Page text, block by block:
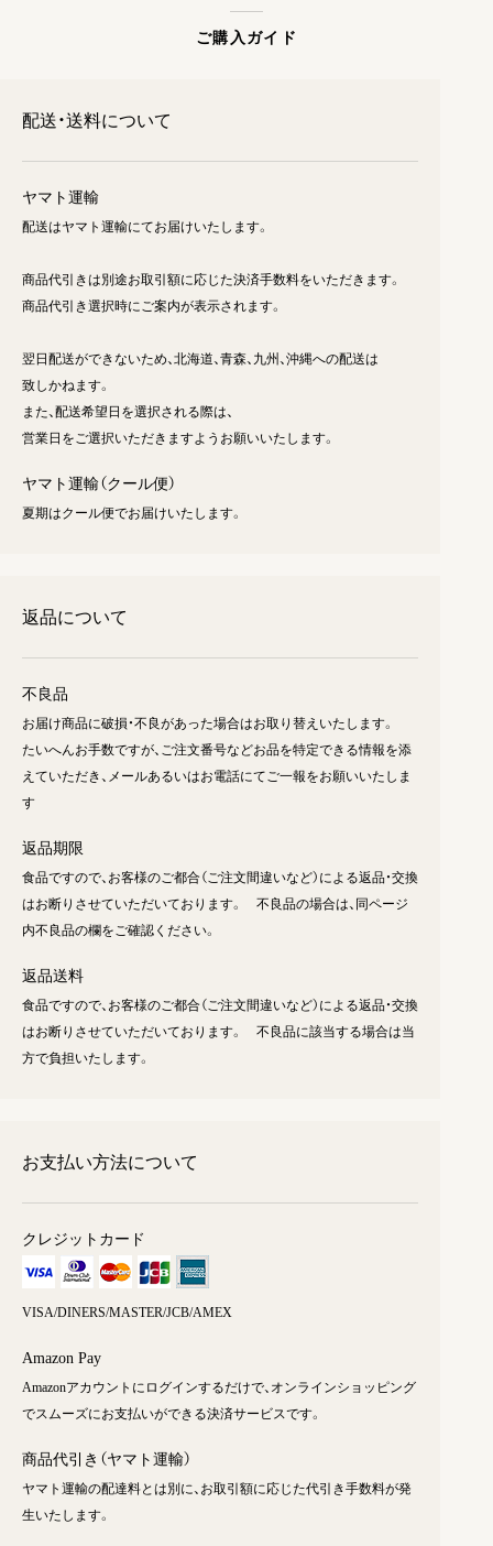
ご購入ガイド
配送・送料について
ヤマト運輸
配送はヤマト運輸にてお届けいたします。
商品代引きは別途お取引額に応じた決済手数料をいただきます。
商品代引き選択時にご案内が表示されます。
翌日配送ができないため、北海道、青森、九州、沖縄への配送は
致しかねます。
また、配送希望日を選択される際は、
営業日をご選択いただきますようお願いいたします。
ヤマト運輸（クール便）
夏期はクール便でお届けいたします。
返品について
不良品
お届け商品に破損・不良があった場合はお取り替えいたします。
たいへんお手数ですが、ご注文番号などお品を特定できる情報を添
えていただき、メールあるいはお電話にてご一報をお願いいたしま
す
返品期限
食品ですので、お客様のご都合（ご注文間違いなど）による返品・交換
はお断りさせていただいております。 不良品の場合は、同ページ
内不良品の欄をご確認ください。
返品送料
食品ですので、お客様のご都合（ご注文間違いなど）による返品・交換
はお断りさせていただいております。 不良品に該当する場合は当
方で負担いたします。
お支払い方法について
クレジットカード
VISA/DINERS/MASTER/JCB/AMEX
Amazon Pay
Amazonアカウントにログインするだけで、オンラインショッピング
でスムーズにお支払いができる決済サービスです。
商品代引き（ヤマト運輸）
ヤマト運輸の配達料とは別に、お取引額に応じた代引き手数料が発
生いたします。